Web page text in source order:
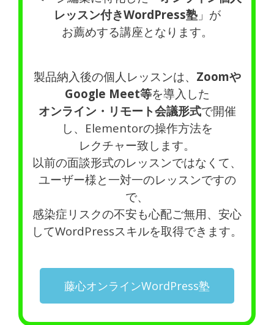
レッスン付きWordPress塾」が
お薦めする講座となります。
製品納入後の個人レッスンは、 Zoomや
Google Meet等を導入した
オンライン・リモート会議形式で開催
し、Elementorの操作方法を
レクチャー致します。
以前の面談形式のレッスンではなくて、
ユーザー様と一対一のレッスンですの
で、
感染症リスクの不安も心配ご無用、安心
してWordPressスキルを取得できます。
藤心オンラインWordPress塾